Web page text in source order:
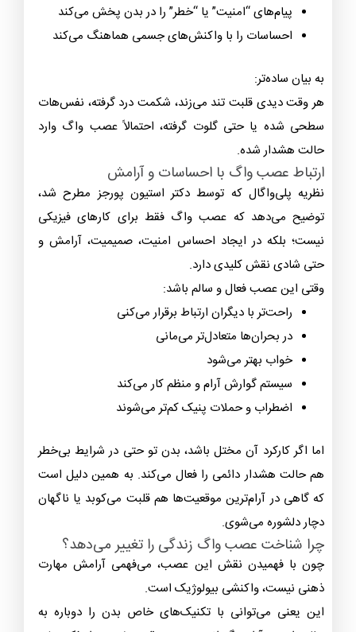
پیام‌های “امنیت” یا “خطر” را در بدن پخش می‌کند
احساسات را با واکنش‌های جسمی هماهنگ می‌کند
به بیان ساده‌تر:
هر وقت دیدی قلبت تند می‌زند، شکمت درد گرفته، نفس‌هات
سطحی شده یا حتی گلوت گرفته، احتمالاً عصب واگ وارد
حالت هشدار شده.
ارتباط عصب واگ با احساسات و آرامش
نظریه پلی‌واگال که توسط دکتر استیون پورجز مطرح شد،
توضیح می‌دهد که عصب واگ فقط برای کارهای فیزیکی
نیست؛ بلکه در ایجاد احساس امنیت، صمیمیت، آرامش و
حتی شادی نقش کلیدی دارد.
وقتی این عصب فعال و سالم باشد:
راحت‌تر با دیگران ارتباط برقرار می‌کنی
در بحران‌ها متعادل‌تر می‌مانی
خواب بهتر می‌شود
سیستم گوارش آرام و منظم کار می‌کند
اضطراب و حملات پنیک کم‌تر می‌شوند
اما اگر کارکرد آن مختل باشد، بدن تو حتی در شرایط بی‌خطر
هم حالت هشدار دائمی را فعال می‌کند. به همین دلیل است
که گاهی در آرام‌ترین موقعیت‌ها هم قلبت می‌کوبد یا ناگهان
دچار دلشوره می‌شوی.
چرا شناخت عصب واگ زندگی را تغییر می‌دهد؟
چون با فهمیدن نقش این عصب، می‌فهمی آرامش مهارت
ذهنی نیست، واکنشی بیولوژیک است.
این یعنی می‌توانی با تکنیک‌های خاص بدن را دوباره به